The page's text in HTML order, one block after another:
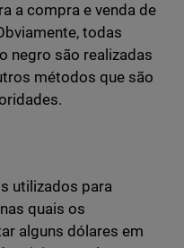
a compra e venda de
todas
negro são realizadas
métodos que são
utilizados para
quais os
alguns dólares em